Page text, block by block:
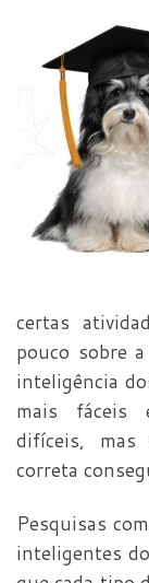
certas
pouco sobre
inteligência
mais fáceis
difíceis, mas
correta
Pesquisas
inteligentes